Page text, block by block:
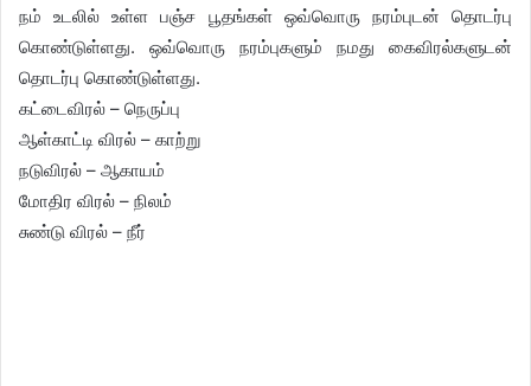
நம் உடலில் உள்ள பஞ்ச பூதங்கள் ஒவ்வொரு நரம்புடன் தொடர்பு
கொண்டுள்ளது. ஒவ்வொரு நரம்புகளும் நமது கைவிரல்களுடன்
தொடர்பு கொண்டுள்ளது.
கட்டைவிரல் – நெருப்பு
ஆள்காட்டி விரல் – காற்று
நடுவிரல் – ஆகாயம்
மோதிர விரல் – நிலம்
சுண்டு விரல் – நீர்